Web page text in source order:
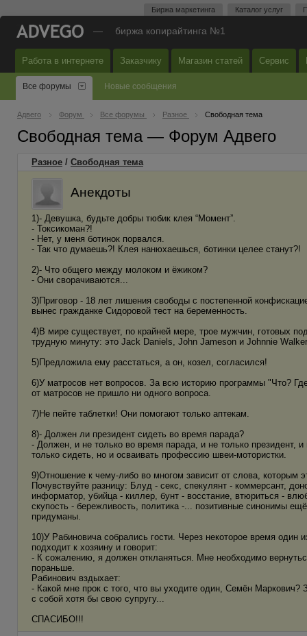
Биржа маркетинга Каталог услуг
— биржа копирайтинга №1
Работа в интернете Заказчику Магазин статей Сервис
Все форумы Новые сообщения
Адвего Форум Все форумы Разное Свободная тема
Свободная тема — Форум Адвего
Разное / Свободная тема
Анекдоты
1)- Девушка, будьте добры тюбик клея “Момент”.
- Токсикоман?!
- Нет, у меня ботинок порвался.
- Так что думаешь?! Клея нанюхаешься, ботинки целее станут?!
2)- Что общего между молоком и ёжиком?
- Они сворачиваются...
3)Приговор - 18 лет лишения свободы с постепенной
вынес гражданке Сидоровой тест на беременность.
4)В мире существует, по крайней мере, трое мужчин, готовых
трудную минуту: это Jack Daniels, John Jameson и Johnnie
5)Предложила ему расстаться, а он, козел, согласился!
6)У матросов нет вопросов. За всю историю программы "Что?
от матросов не пришло ни одного вопроса.
7)Не пейте таблетки! Они помогают только аптекам.
8)- Должен ли президент сидеть во время парада?
- Должен, и не только во время парада, и не только президент, и
только сидеть, но и осваивать профессию швеи-мотористки.
9)Отношение к чему-либо во многом зависит от слова, которым
Почувствуйте разницу: Блуд - секс, спекулянт - коммерсант,
информатор, убийца - киллер, бунт - восстание, втюриться -
скупость - бережливость, политика -... позитивные синонимы
придуманы.
10)У Рабиновича собрались гости. Через некоторое время один
подходит к хозяину и говорит:
- К сожалению, я должен откланяться. Мне необходимо
пораньше.
Рабинович вздыхает:
- Какой мне прок с того, что вы уходите один, Семён Маркович?
с собой хотя бы свою супругу...
СПАСИБО!!!